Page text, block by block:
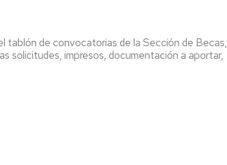
de convocatorias de la Sección de Becas,
solicitudes, impresos, documentación a aportar,